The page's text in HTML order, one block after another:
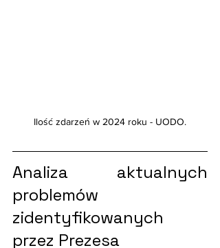
Ilość zdarzeń w 2024 roku - UODO.
Analiza aktualnych
problemów
zidentyfikowanych
przez Prezesa